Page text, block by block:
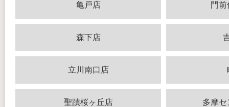
亀戸店 門
森下店
立川南口店
聖蹟桜ヶ丘店 多摩